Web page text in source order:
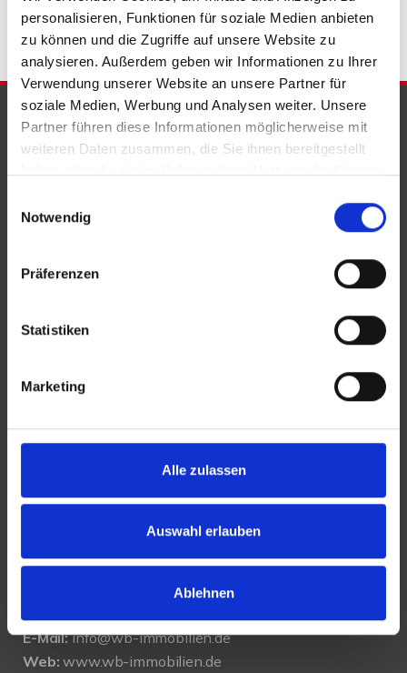
personalisieren, Funktionen für soziale Medien anbieten
zu können und die Zugriffe auf unsere Website zu
analysieren. Außerdem geben wir Informationen zu Ihrer
Verwendung unserer Website an unsere Partner für
soziale Medien, Werbung und Analysen weiter. Unsere
Partner führen diese Informationen möglicherweise mit
weiteren Daten zusammen, die Sie ihnen bereitgestellt
Notwendig
Präferenzen
Statistiken
Marketing
Alle zulassen
Auswahl erlauben
Ablehnen
PARTNER & AUSZEICHNUNGEN
KONTAKT
WeserBergland Immobilien
Portastraße 36
Tel.:0571 - 597 265 17
0571 - 870 490 05
E-Mail:info@wb-immobilien.de
Web: www.wb-immobilien.de